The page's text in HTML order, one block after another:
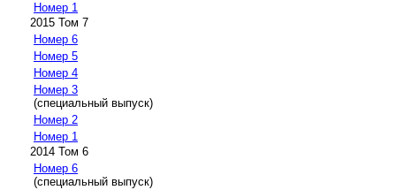
Номер 1
2015 Том 7
Номер 6
Номер 5
Номер 4
Номер 3
(специальный выпуск)
Номер 2
Номер 1
2014 Том 6
Номер 6
(специальный выпуск)